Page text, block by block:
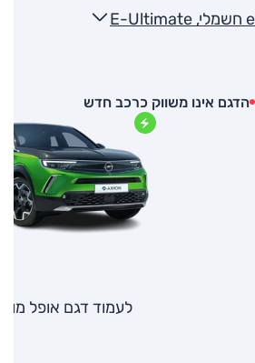
e חשמלי, E-Ultimate
הדגם אינו משווק כרכב חדש
לעמוד דגם אופל מוקה